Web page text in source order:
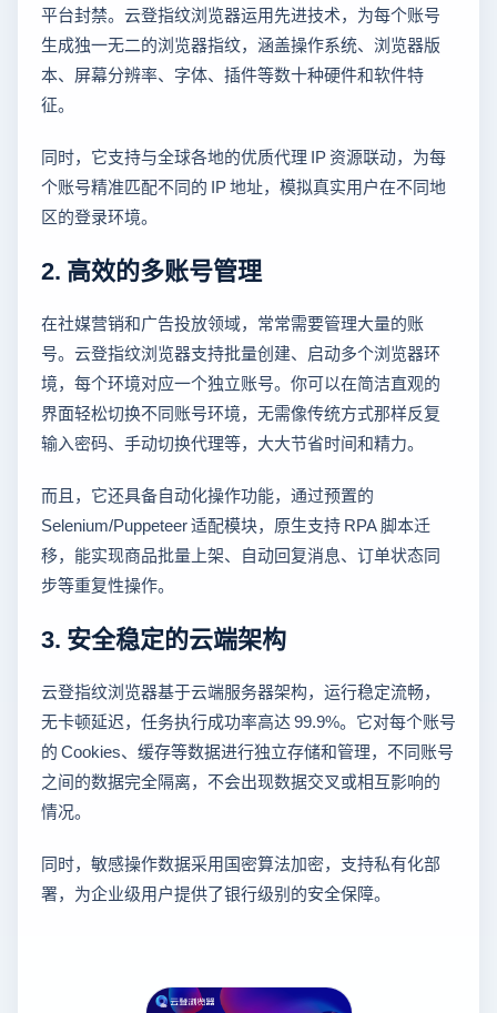
平台封禁。云登指纹浏览器运用先进技术，为每个账号
生成独一无二的浏览器指纹，涵盖操作系统、浏览器版
本、屏幕分辨率、字体、插件等数十种硬件和软件特
征。
同时，它支持与全球各地的优质代理 IP 资源联动，为每
个账号精准匹配不同的 IP 地址，模拟真实用户在不同地
区的登录环境。
2. 高效的多账号管理
在社媒营销和广告投放领域，常常需要管理大量的账
号。云登指纹浏览器支持批量创建、启动多个浏览器环
境，每个环境对应一个独立账号。你可以在简洁直观的
界面轻松切换不同账号环境，无需像传统方式那样反复
输入密码、手动切换代理等，大大节省时间和精力。
而且，它还具备自动化操作功能，通过预置的
Selenium/Puppeteer 适配模块，原生支持 RPA 脚本迁
移，能实现商品批量上架、自动回复消息、订单状态同
步等重复性操作。
3. 安全稳定的云端架构
云登指纹浏览器基于云端服务器架构，运行稳定流畅，
无卡顿延迟，任务执行成功率高达 99.9%。它对每个账号
的 Cookies、缓存等数据进行独立存储和管理，不同账号
之间的数据完全隔离，不会出现数据交叉或相互影响的
情况。
同时，敏感操作数据采用国密算法加密，支持私有化部
署，为企业级用户提供了银行级别的安全保障。